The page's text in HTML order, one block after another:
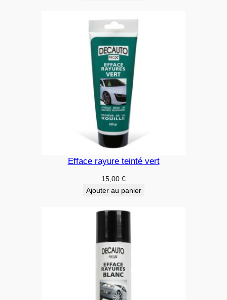
Efface rayure teinté vert
15,00 €
Ajouter au panier